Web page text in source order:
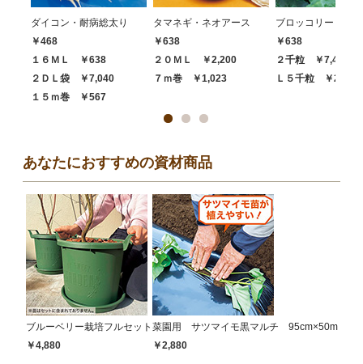
ダイコン・耐病総太り
￥468
１６ＭＬ ￥638
２ＤＬ袋 ￥7,040
１５ｍ巻 ￥567
タマネギ・ネオアース
￥638
２０ＭＬ ￥2,200
７ｍ巻 ￥1,023
ブロッコリー・ハ
￥638
２千粒 ￥7,480
Ｌ５千粒 ￥
あなたにおすすめの資材商品
ブルーベリー栽培フルセット
￥4,880
菜園用 サツマイモ黒マルチ 95cm×50m
￥2,880